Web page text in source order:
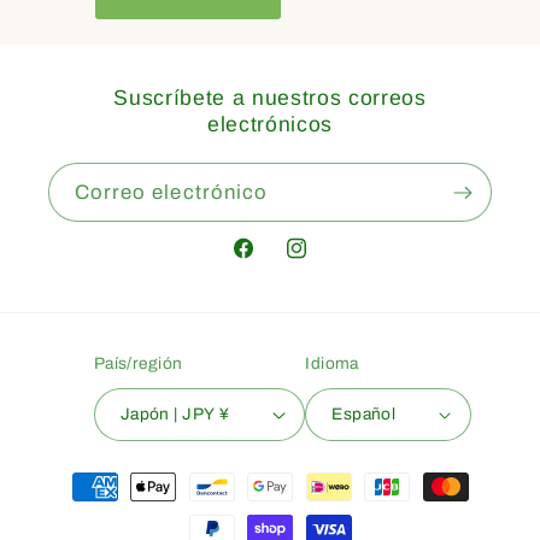
Suscríbete a nuestros correos
electrónicos
Correo electrónico
FacebookInstagram
País/región
Japón | JPY ¥
Idioma
Español
Formas